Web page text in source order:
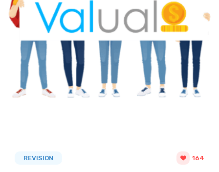
REVISION 164